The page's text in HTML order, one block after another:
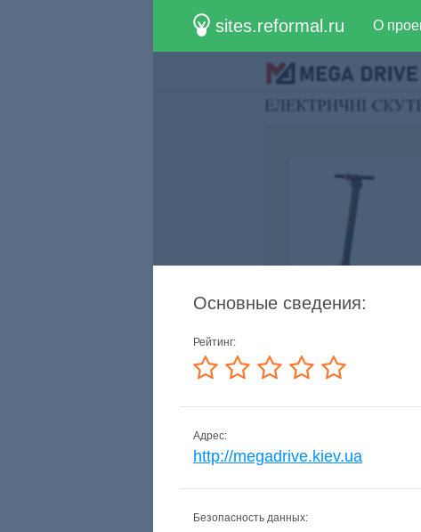
sites.reformal.ru О
Основные сведения:
Рейтинг:
Адрес:
http://megadrive.kiev.ua
Безопасность данных: